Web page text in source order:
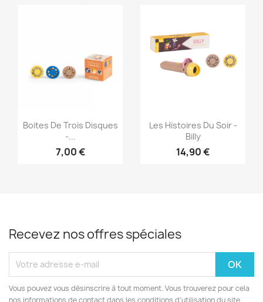
Aperçu rapide
Boites De Trois Disques
-...
7,00 €
Aperçu rapide
Les Histoires Du Soir -
Billy
14,90 €
Recevez nos offres spéciales
Vous pouvez vous désinscrire à tout moment. Vous trouverez pour cela
nos informations de contact dans les conditions d'utilisation du site.